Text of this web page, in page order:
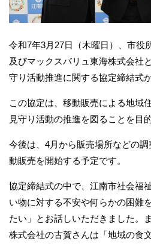
令和7年3月27日（木曜日）、市役
及びマックスバリュ東海株式会社
守り活動推進に関する協定締結式
この協定は、移動販売による地域
見守り活動の推進を図ることを目
今後は、4月から販売場所などの
動販売を開始する予定です。
協定締結式の中で、江南市社会福
い物に対する不安や何らかの困難
たい」とお話しいただきました。
株式会社の古賀さんは「地域の食